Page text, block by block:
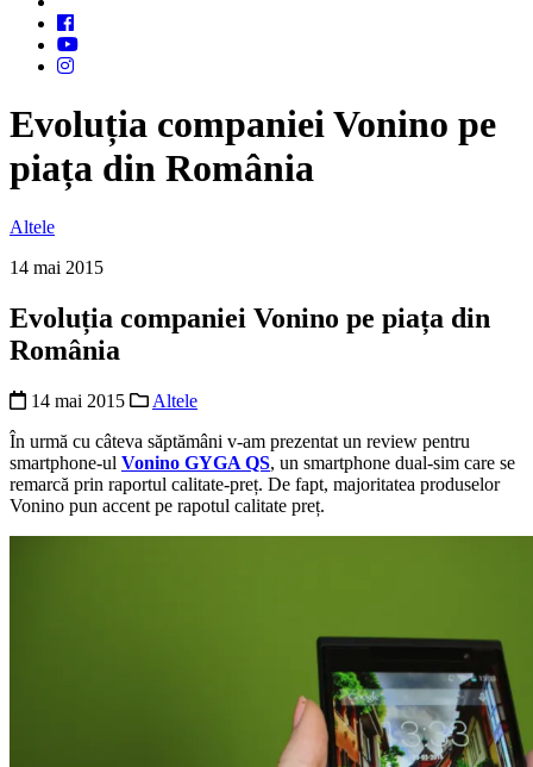
Evoluția companiei Vonino pe
piața din România
Altele
14 mai 2015
Evoluția companiei Vonino pe piața din
România
14 mai 2015
Altele
În urmă cu câteva săptămâni v-am prezentat un review pentru
smartphone-ul Vonino GYGA QS, un smartphone dual-sim care se
remarcă prin raportul calitate-preț. De fapt, majoritatea produselor
Vonino pun accent pe rapotul calitate preț.